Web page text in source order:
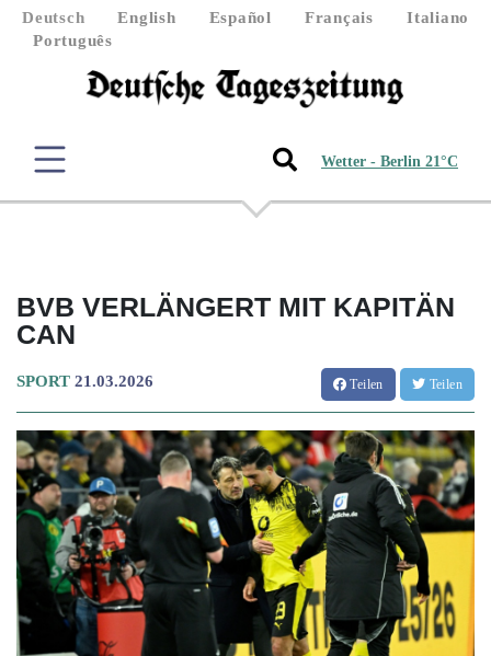
Deutsch English Español Français
Italiano
Português
Wetter - Berlin 21°C
BVB VERLÄNGERT MIT KAPITÄN
CAN
SPORT 21.03.2026 Teilen Teilen